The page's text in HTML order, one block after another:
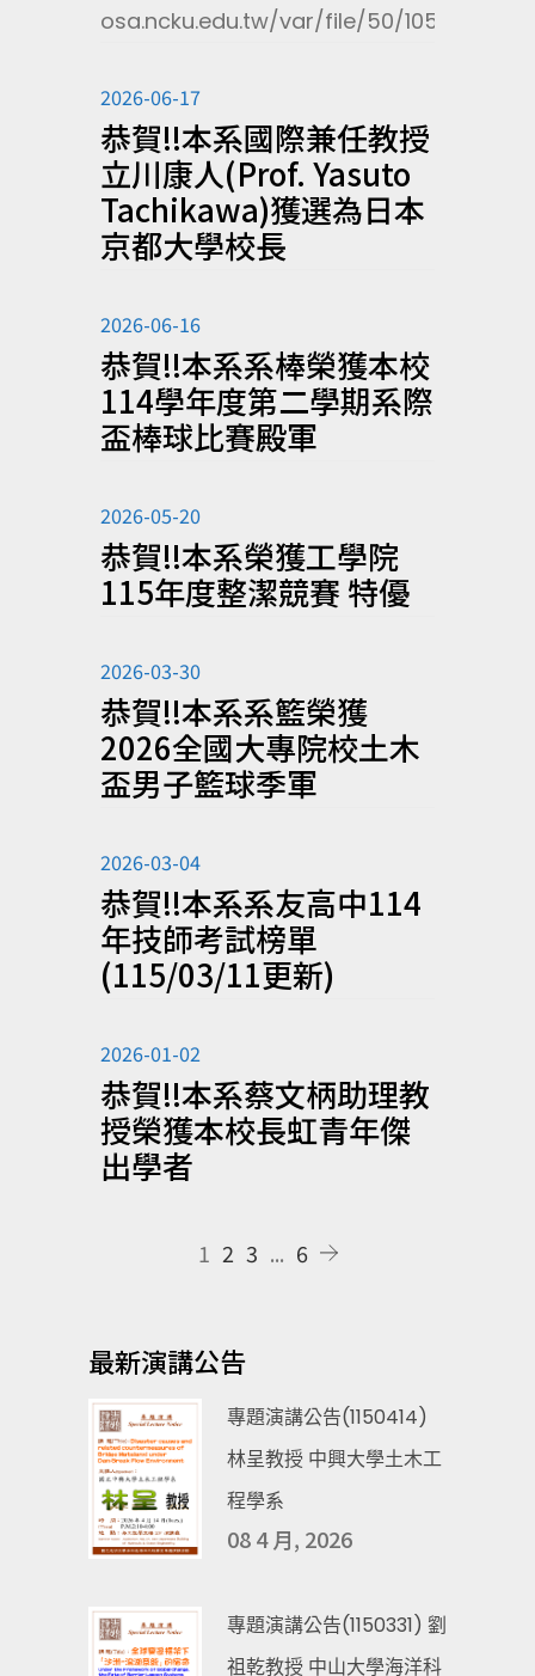
osa.ncku.edu.tw/var/file/50/1050/img/
2026-06-17
恭賀!!本系國際兼任教授
立川康人(Prof. Yasuto
Tachikawa)獲選為日本
京都大學校長
2026-06-16
恭賀!!本系系棒榮獲本校
114學年度第二學期系際
盃棒球比賽殿軍
2026-05-20
恭賀!!本系榮獲工學院
115年度整潔競賽 特優
2026-03-30
恭賀!!本系系籃榮獲
2026全國大專院校土木
盃男子籃球季軍
2026-03-04
恭賀!!本系系友高中114
年技師考試榜單
(115/03/11更新)
2026-01-02
恭賀!!本系蔡文柄助理教
授榮獲本校長虹青年傑
出學者
1 2 3 ... 6
最新演講公告
專題演講公告(1150414)
林呈教授 中興大學土木工
程學系
08 4 月, 2026
專題演講公告(1150331) 劉
祖乾教授 中山大學海洋科